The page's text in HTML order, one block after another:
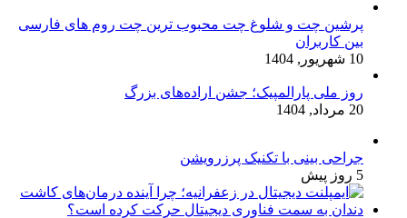
پرشین چت و شلوغ چت محبوب ترین چت روم های فارسی
بین کاربران
10 شهریور, 1404
روز ملی پارالمپیک؛ جشن اراده‌های بزرگ
20 مرداد, 1404
جراحی بینی با تکنیک پرزرویشن
5 روز پیش